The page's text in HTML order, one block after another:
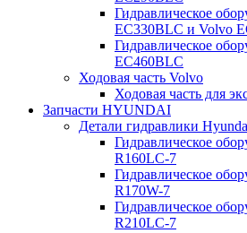
Гидравлическое
EC330BLC и Volvo
Гидравлическое
EC460BLC
Ходовая часть Volvo
Ходовая часть для
Запчасти HYUNDAI
Детали гидравлики
Гидравлическое
R160LC-7
Гидравлическое
R170W-7
Гидравлическое
R210LC-7